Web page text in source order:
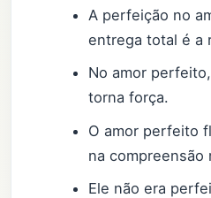
A perfeição no
entrega total é a
No amor
torna força.
O amor perfeito
na compreensão
Ele não era